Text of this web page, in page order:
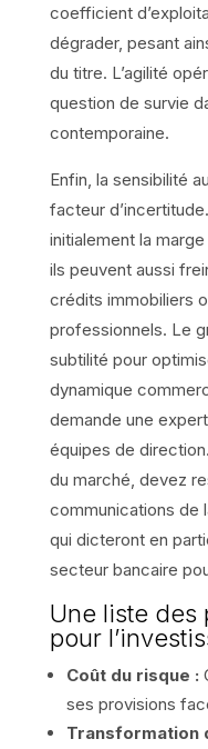
coefficient
dégrader, pesant
du titre. L’agilité
question de survie
contemporaine.
Enfin, la sensibilité
facteur
initialement la
ils peuvent aussi
crédits immobiliers
professionnels. Le
subtilité pour
dynamique
demande une
équipes de
du marché, devez
communications de
qui dicteront en
secteur bancaire
Une liste
pour
Coût du risque :
ses provisions
Transformation